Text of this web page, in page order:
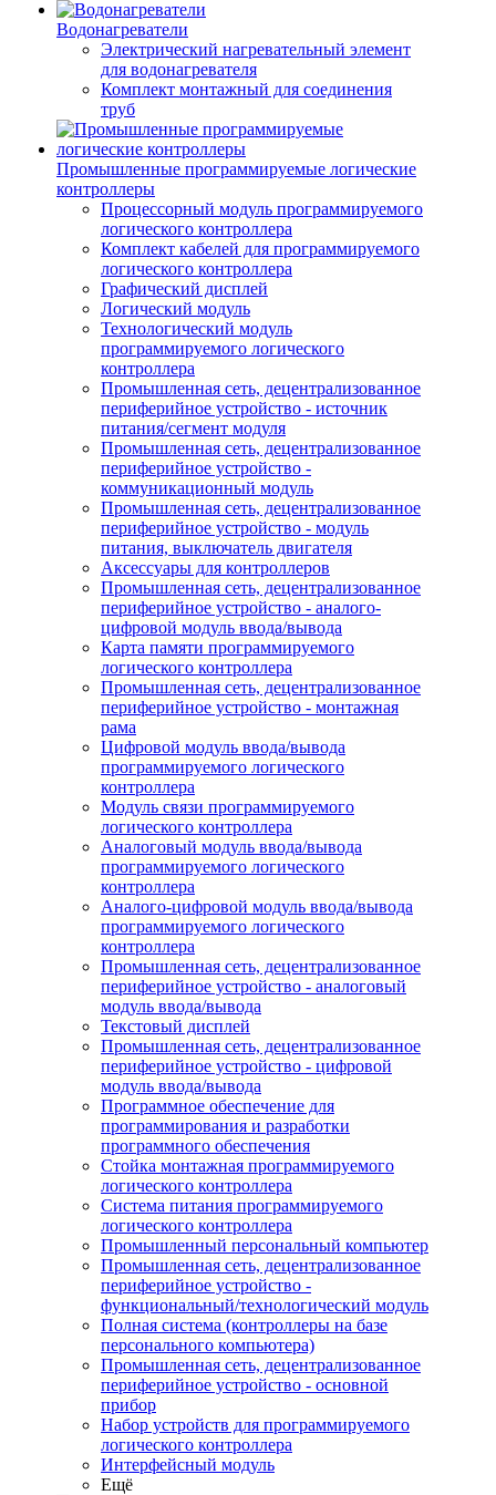
Водонагреватели
Электрический нагревательный элемент
для водонагревателя
Комплект монтажный для соединения
труб
Промышленные программируемые логические
контроллеры
Процессорный модуль программируемого
логического контроллера
Комплект кабелей для программируемого
логического контроллера
Графический дисплей
Логический модуль
Технологический модуль
программируемого логического
контроллера
Промышленная сеть, децентрализованное
периферийное устройство - источник
питания/сегмент модуля
Промышленная сеть, децентрализованное
периферийное устройство -
коммуникационный модуль
Промышленная сеть, децентрализованное
периферийное устройство - модуль
питания, выключатель двигателя
Аксессуары для контроллеров
Промышленная сеть, децентрализованное
периферийное устройство - аналого-
цифровой модуль ввода/вывода
Карта памяти программируемого
логического контроллера
Промышленная сеть, децентрализованное
периферийное устройство - монтажная
рама
Цифровой модуль ввода/вывода
программируемого логического
контроллера
Модуль связи программируемого
логического контроллера
Аналоговый модуль ввода/вывода
программируемого логического
контроллера
Аналого-цифровой модуль ввода/вывода
программируемого логического
контроллера
Промышленная сеть, децентрализованное
периферийное устройство - аналоговый
модуль ввода/вывода
Текстовый дисплей
Промышленная сеть, децентрализованное
периферийное устройство - цифровой
модуль ввода/вывода
Программное обеспечение для
программирования и разработки
программного обеспечения
Стойка монтажная программируемого
логического контроллера
Система питания программируемого
логического контроллера
Промышленный персональный компьютер
Промышленная сеть, децентрализованное
периферийное устройство -
функциональный/технологический модуль
Полная система (контроллеры на базе
персонального компьютера)
Промышленная сеть, децентрализованное
периферийное устройство - основной
прибор
Набор устройств для программируемого
логического контроллера
Интерфейсный модуль
Ещё